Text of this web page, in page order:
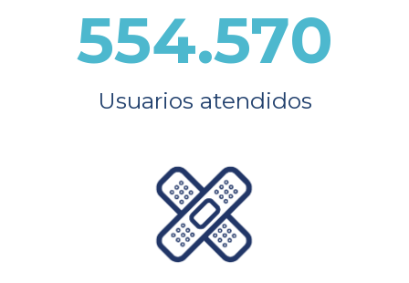
Usuarios atendidos
554.570